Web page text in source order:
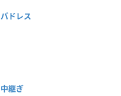
パドレス
中継ぎ